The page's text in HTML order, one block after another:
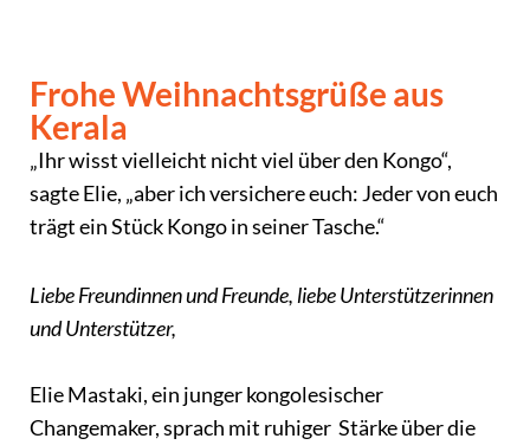
Frohe Weihnachtsgrüße aus
Kerala
„Ihr wisst vielleicht nicht viel über den Kongo“,
sagte Elie, „aber ich versichere euch: Jeder von euch
trägt ein Stück Kongo in seiner Tasche.“
Liebe Freundinnen und Freunde, liebe Unterstützerinnen
und Unterstützer,
Elie Mastaki, ein junger kongolesischer
Changemaker, sprach mit ruhiger Stärke über die